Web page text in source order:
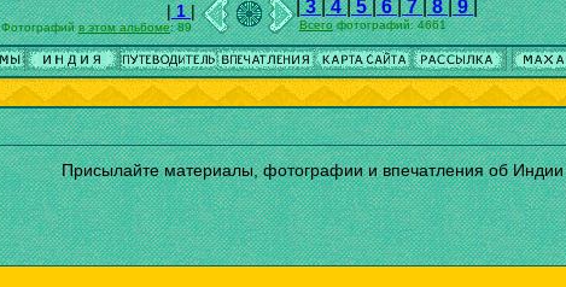
|1|
Фотографийв этом альбоме: 89
|3|4|5|6|7|8|9|
Всегофотографий: 4661
Присылайте материалы, фотографии и впечатления об Индии